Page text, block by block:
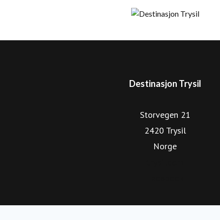
kommersielle gjestedøgnene i Trysil kommer fra
Destinasjon Trysil
Storvegen 21
2420 Trysil
Norge